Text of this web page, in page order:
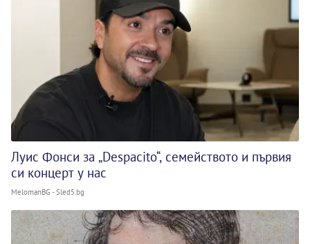
Луис Фонси за „Despacito“, семейството и първия
си концерт у нас
MelomanBG - Sled5.bg